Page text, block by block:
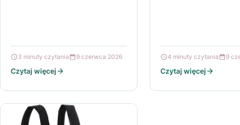
3 minuty czytania 9 czerwca 2026
Czytaj więcej
4 minuty czytania 9
Czytaj więcej